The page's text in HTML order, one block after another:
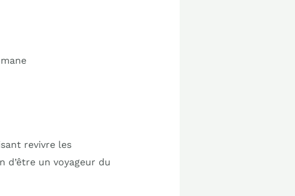
revivre les
d’être un voyageur du